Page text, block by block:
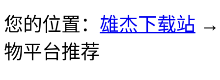
您的位置： 雄杰下载站
物平台推荐